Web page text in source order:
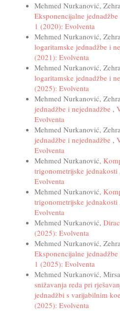
Mehmed Nurkanović,
Eksponencijalne
1 (2020): Evolventa
Mehmed Nurkanović,
logaritamske jednadžbe i
(2021): Evolventa
Mehmed Nurkanović,
logaritamske jednadžbe i
(2025): Evolventa
Mehmed Nurkanović,
jednadžbe i nejednadžbe ,
Evolventa
Mehmed Nurkanović,
jednadžbe i nejednadžbe ,
Evolventa
Mehmed Nurkanović,
trigonometrijske jednakosti
Evolventa
Mehmed Nurkanović,
trigonometrijske jednakosti
Evolventa
Mehmed Nurkanović,
(2025): Evolventa
Mehmed Nurkanović,
Eksponencijalne
1 (2025): Evolventa
Mehmed Nurkanović,
snižavanja reda pri
jednadžbi s varijabilnim
(2025): Evolventa